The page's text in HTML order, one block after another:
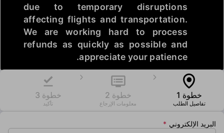
due to temporary disruptions
affecting flights and transportation.
We are working hard to process
refunds as quickly as possible and
appreciate your patience.
خطوة 1
تفاصيل الطلب
خطوة 2
معلومات الإرجاع
خطوة 3
تأكيد
البريد الإلكتروني